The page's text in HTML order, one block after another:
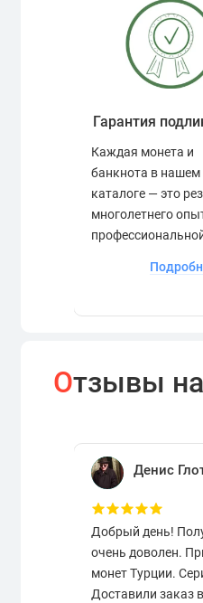
Гарантия
Каждая монета и
банкнота в нашем
каталоге — это
многолетнего
контроля.
Отзывы
Денис
Добрый день!
очень доволен.
монет Турции.
Доставили заказ